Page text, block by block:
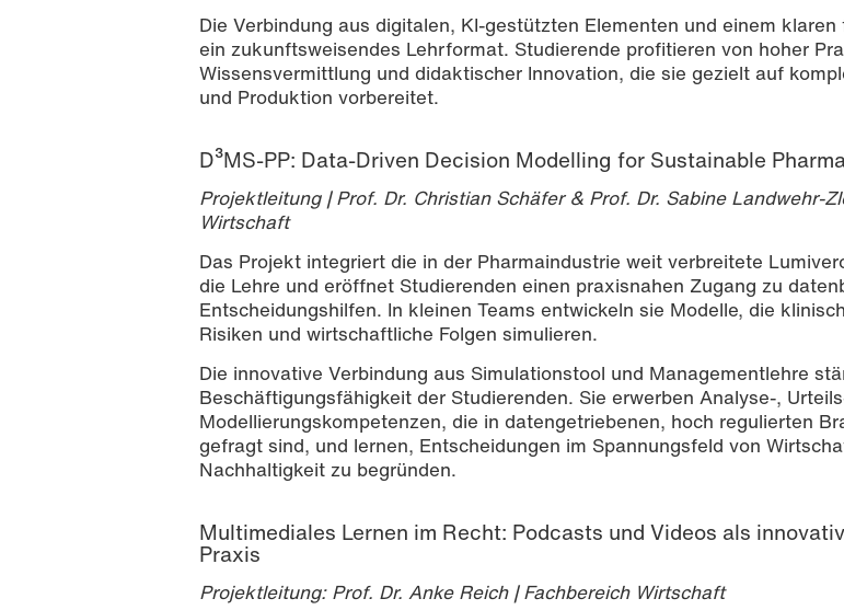
Die Verbindung aus digitalen, KI-gestützten Elementen und einem
ein zukunftsweisendes Lehrformat. Studierende profitieren von hoher
Wissensvermittlung und didaktischer Innovation, die sie gezielt auf
und Produktion vorbereitet.
D³MS-PP: Data-Driven Decision Modelling for Sustainable
Projektleitung | Prof. Dr. Christian Schäfer & Prof. Dr. Sabine Landwehr-
Wirtschaft
Das Projekt integriert die in der Pharmaindustrie weit verbreitete
die Lehre und eröffnet Studierenden einen praxisnahen Zugang zu
Entscheidungshilfen. In kleinen Teams entwickeln sie Modelle, die
Risiken und wirtschaftliche Folgen simulieren.
Die innovative Verbindung aus Simulationstool und Managementlehre
Beschäftigungsfähigkeit der Studierenden. Sie erwerben Analyse-,
Modellierungskompetenzen, die in datengetriebenen, hoch regulierten
gefragt sind, und lernen, Entscheidungen im Spannungsfeld von
Nachhaltigkeit zu begründen.
Multimediales Lernen im Recht: Podcasts und Videos als
Praxis
Projektleitung: Prof. Dr. Anke Reich | Fachbereich Wirtschaft